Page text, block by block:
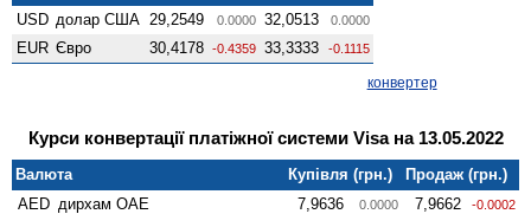
USD долар США 29,2549 0.0000 32,0513 0.0000
EUR Євро 30,4178 -0.4359 33,3333 -0.1115
конвертер
Курси конвертації платіжної системи Visa на 13.05.2022
Валюта Купівля (грн.)
Продаж (грн.)
AED дирхам ОАЕ 7,9636 0.0000 7,9662 -0.0002